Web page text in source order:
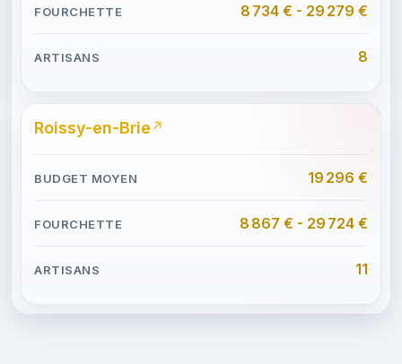
8 734 € - 29 279 €
8
Roissy-en-Brie
19 296 €
8 867 € - 29 724 €
11